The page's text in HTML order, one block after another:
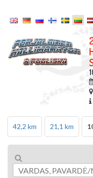
42,2 km 21,1 km